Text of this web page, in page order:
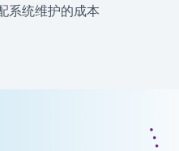
系统维护的成本